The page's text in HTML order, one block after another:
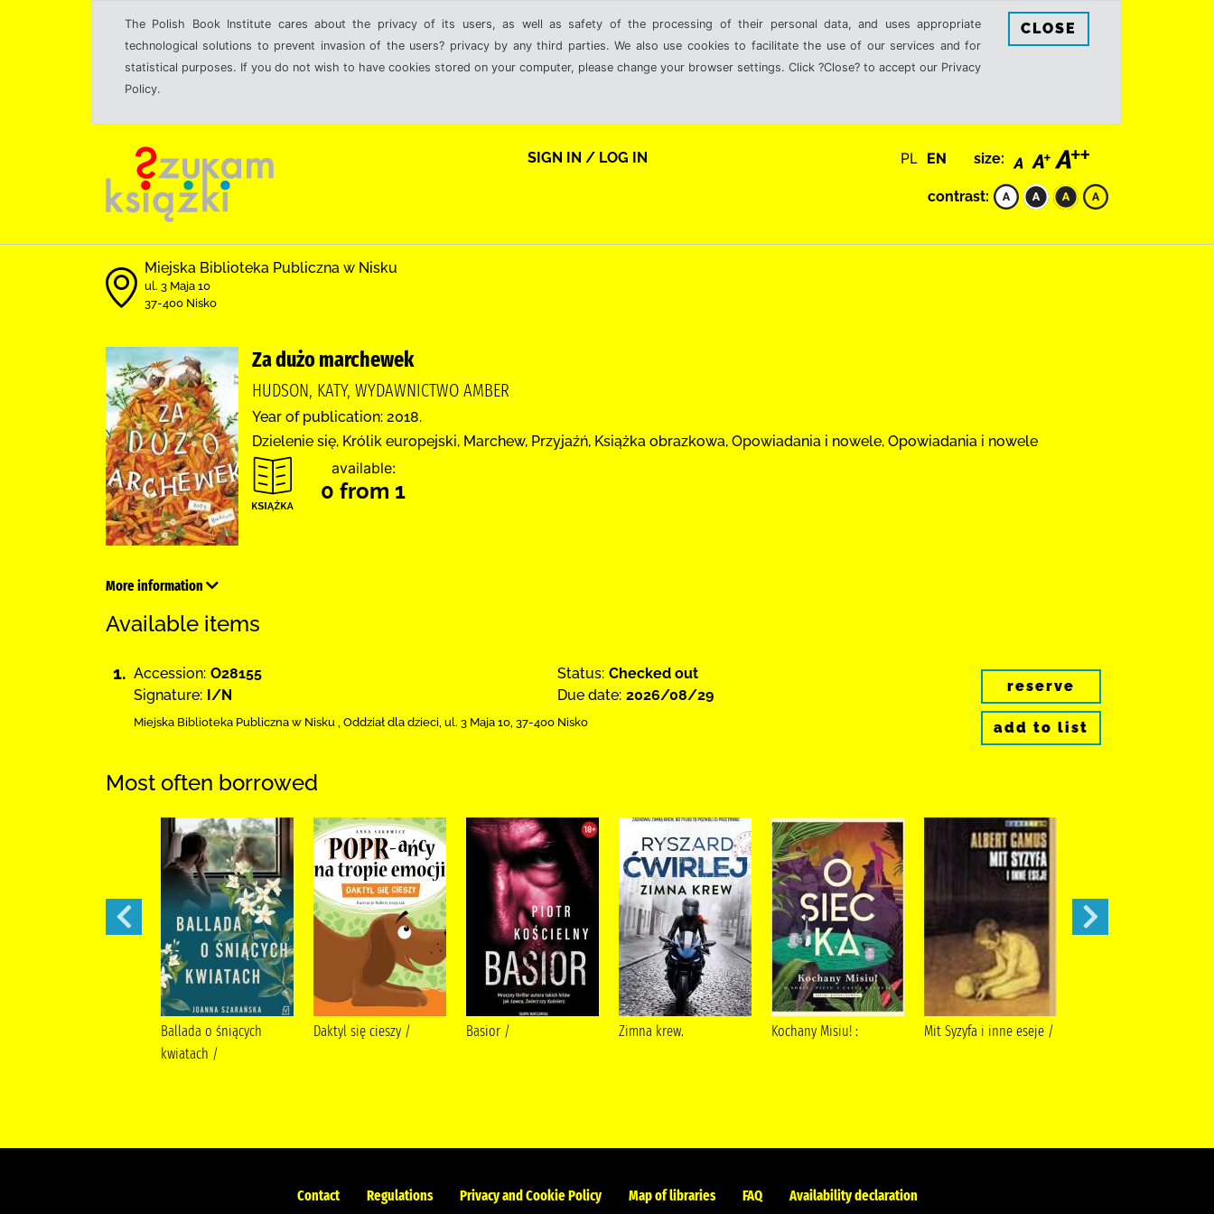
The Polish Book Institute cares about the privacy of its users, as well as safety of the processing of their personal data, and uses appropriate
technological solutions to prevent invasion of the users? privacy by any third parties. We also use cookies to facilitate the use of our services and for
statistical purposes. If you do not wish to have cookies stored on your computer, please change your browser settings. Click ?Close? to accept our Privacy
Policy.
CLOSE
SIGN IN / LOG IN PL EN size:
contrast:
Miejska Biblioteka Publiczna w Nisku
ul. 3 Maja 10
37-400 Nisko
Za dużo marchewek
HUDSON, KATY, WYDAWNICTWO AMBER
Year of publication: 2018.
Dzielenie się, Królik europejski, Marchew, Przyjaźń, Książka obrazkowa, Opowiadania i nowele, Opowiadania i nowele
available:
0 from 1
More information
Available items
1. Accession: O28155
Signature: I/N
Status: Checked out
Due date: 2026/08/29
Miejska Biblioteka Publiczna w Nisku , Oddział dla dzieci, ul. 3 Maja 10, 37-400 Nisko
reserve
add to list
Most often borrowed
Ballada o śniących
kwiatach /
Daktyl się cieszy / Basior / Zimna krew. Kochany Misiu! : Mit Syzyfa i inne eseje /
Contact Regulations Privacy and Cookie Policy Map of libraries FAQ Availability declaration